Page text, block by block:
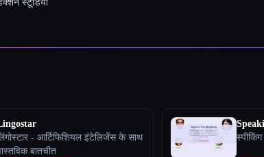
स्टूडियो
- आर्टिफिशियल इंटेलिजेंस के साथ
बातचीत